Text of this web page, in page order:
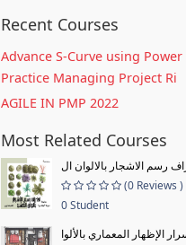
Recent Courses
Advance S-Curve using Power
Practice Managing Project Ri
AGILE IN PMP 2022
Most Related Courses
(0 Reviews )
0 Student